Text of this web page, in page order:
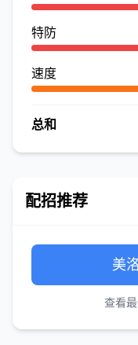
特防
速度
总和
配招推荐
美
查看